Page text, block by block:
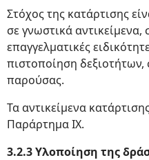
Στόχος της κατάρτισης
σε γνωστικά αντικείμενα,
επαγγελματικές
πιστοποίηση
παρούσας.
Τα αντικείμενα
Παράρτημα ΙΧ.
3.2.3 Υλοποίηση της